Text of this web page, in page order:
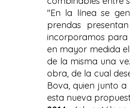
"En la línea se
prendas
incorporamos para
en mayor medida
de la misma una
obra, de la cual
Bova, quien junto
esta nueva